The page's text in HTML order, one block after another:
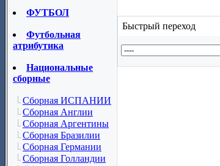
ФУТБОЛ
Футбольная
атрибутика
Национальные
сборные
Сборная ИСПАНИИ
Сборная Англии
Сборная Аргентины
Сборная Бразилии
Сборная Германии
Сборная Голландии
Быстрый переход